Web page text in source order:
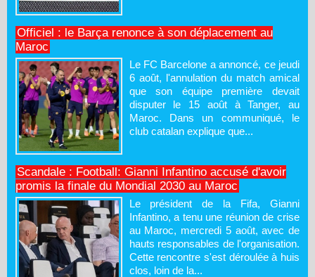
Officiel : le Barça renonce à son déplacement au
Maroc
Le FC Barcelone a annoncé, ce jeudi
6 août, l'annulation du match amical
que son équipe première devait
disputer le 15 août à Tanger, au
Maroc. Dans un communiqué, le
club catalan explique que...
Scandale : Football: Gianni Infantino accusé d'avoir
promis la finale du Mondial 2030 au Maroc
Le président de la Fifa, Gianni
Infantino, a tenu une réunion de crise
au Maroc, mercredi 5 août, avec de
hauts responsables de l'organisation.
Cette rencontre s'est déroulée à huis
clos, loin de la...